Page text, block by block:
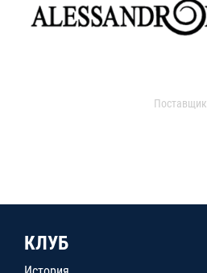
Поставщик
КЛУБ